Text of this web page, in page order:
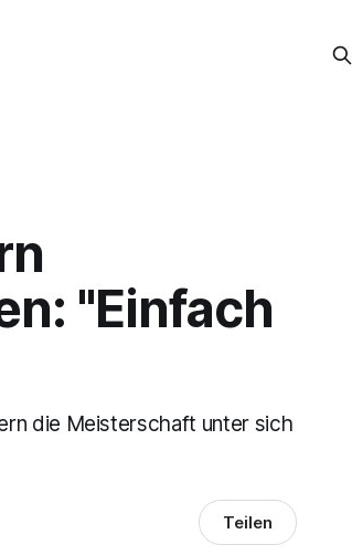
"Einfach
die Meisterschaft unter sich
Teilen